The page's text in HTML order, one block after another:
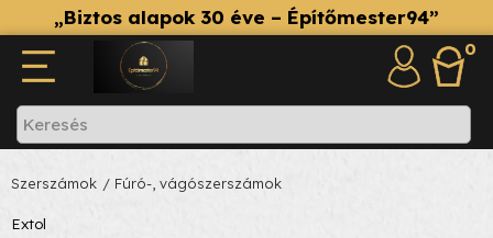
„Biztos alapok 30 éve – Építőmester94”
0
Szerszámok / Fúró-, vágószerszámok
Extol